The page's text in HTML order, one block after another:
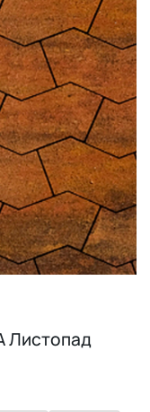
Листопад